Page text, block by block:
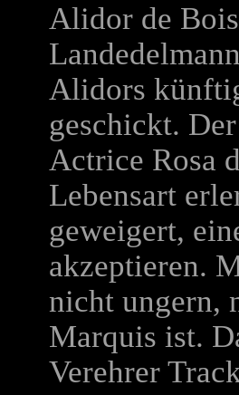
Alidor de
Alidors
geschickt.
Actrice Rosa
Lebensart
geweigert,
akzeptieren.
nicht ungern,
Marquis ist.
Verehrer